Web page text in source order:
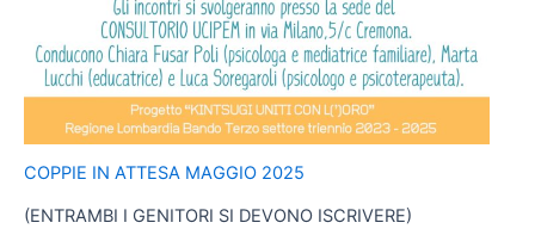
COPPIE IN ATTESA MAGGIO 2025
(ENTRAMBI I GENITORI SI DEVONO ISCRIVERE)